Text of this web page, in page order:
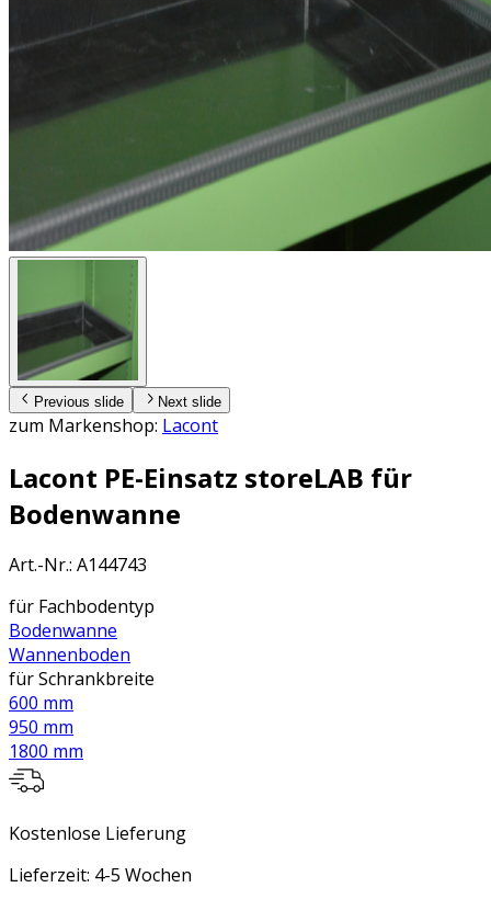
Previous slide Next slide
zum Markenshop: Lacont
Lacont PE-Einsatz storeLAB für
Bodenwanne
Art.-Nr.: A144743
für Fachbodentyp
Bodenwanne
Wannenboden
für Schrankbreite
600 mm
950 mm
1800 mm
Kostenlose Lieferung
Lieferzeit: 4-5 Wochen